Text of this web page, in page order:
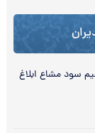
سود مشاع ابلاغ